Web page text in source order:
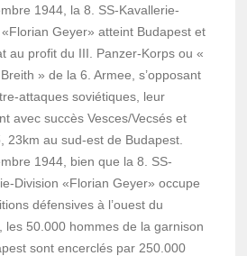
1944, la 8. SS-Kavallerie-
«Florian Geyer» atteint Budapest et
au profit du III. Panzer-Korps ou «
» de la 6. Armee, s’opposant
attaques soviétiques, leur
avec succès Vesces/Vecsés et
23km au sud-est de Budapest.
1944, bien que la 8. SS-
Division «Florian Geyer» occupe
défensives à l’ouest du
les 50.000 hommes de la garnison
sont encerclés par 250.000